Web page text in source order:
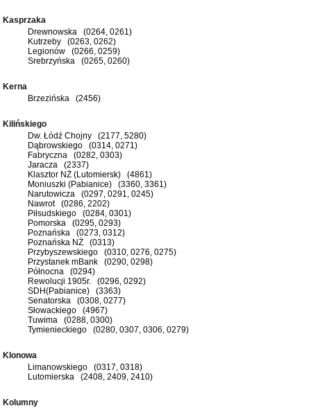
Kasprzaka
Drewnowska (0264, 0261)
Kutrzeby (0263, 0262)
Legionów (0266, 0259)
Srebrzyńska (0265, 0260)
Kerna
Brzezińska (2456)
Kilińskiego
Dw. Łódź Chojny (2177, 5280)
Dąbrowskiego (0314, 0271)
Fabryczna (0282, 0303)
Jaracza (2337)
Klasztor NŻ (Lutomiersk) (4861)
Moniuszki (Pabianice) (3360, 3361)
Narutowicza (0297, 0291, 0245)
Nawrot (0286, 2202)
Piłsudskiego (0284, 0301)
Pomorska (0295, 0293)
Poznańska (0273, 0312)
Poznańska NŻ (0313)
Przybyszewskiego (0310, 0276, 0275)
Przystanek mBank (0290, 0298)
Północna (0294)
Rewolucji 1905r. (0296, 0292)
SDH(Pabianice) (3363)
Senatorska (0308, 0277)
Słowackiego (4967)
Tuwima (0288, 0300)
Tymienieckiego (0280, 0307, 0306, 0279)
Klonowa
Limanowskiego (0317, 0318)
Lutomierska (2408, 2409, 2410)
Kolumny